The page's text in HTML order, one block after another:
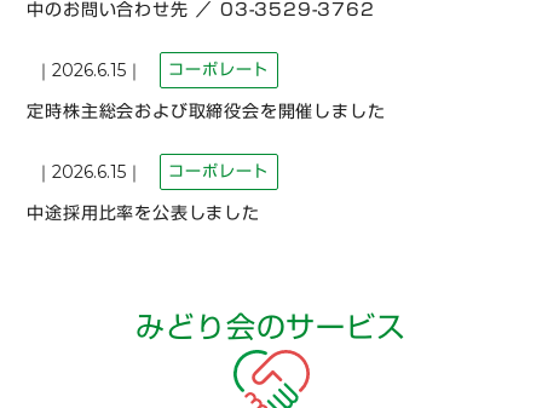
中のお問い合わせ先 ／ 03-3529-3762
2026.6.15 コーポレート
定時株主総会および取締役会を開催しました
2026.6.15 コーポレート
中途採用比率を公表しました
みどり会のサービス